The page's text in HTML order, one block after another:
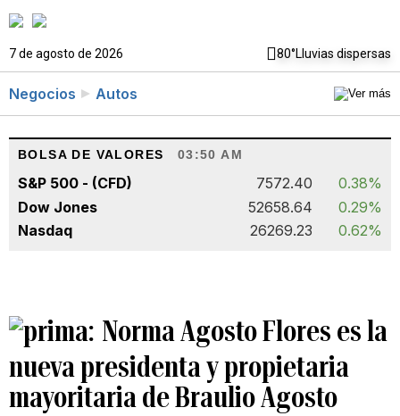
7 de agosto de 2026 80°Lluvias dispersas
Negocios Autos
BOLSA DE VALORES 03:50 AM
S&P 500 - (CFD) 7572.40
0.38%
Dow Jones
52658.64
0.29%
Nasdaq
26269.23 0.62%
Norma Agosto Flores es la
nueva presidenta y propietaria
mayoritaria de Braulio Agosto